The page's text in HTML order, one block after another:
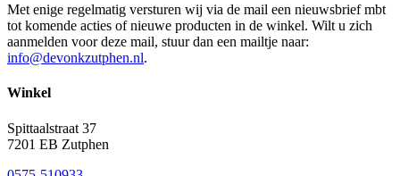
Met enige regelmatig versturen wij via de mail een nieuwsbrief mbt
tot komende acties of nieuwe producten in de winkel. Wilt u zich
aanmelden voor deze mail, stuur dan een mailtje naar:
info@devonkzutphen.nl.
Winkel
Spittaalstraat 37
7201 EB Zutphen